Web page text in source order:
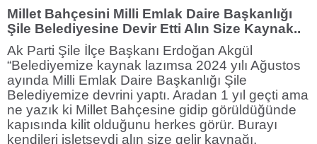
Millet Bahçesini Milli Emlak Daire Başkanlığı
Şile Belediyesine Devir Etti Alın Size Kaynak..
Ak Parti Şile İlçe Başkanı Erdoğan Akgül
“Belediyemize kaynak lazımsa 2024 yılı Ağustos
ayında Milli Emlak Daire Başkanlığı Şile
Belediyemize devrini yaptı. Aradan 1 yıl geçti ama
ne yazık ki Millet Bahçesine gidip görüldüğünde
kapısında kilit olduğunu herkes görür. Burayı
kendileri işletseydi alın size gelir kaynağı,